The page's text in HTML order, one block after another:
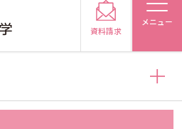
メニュー
資料請求